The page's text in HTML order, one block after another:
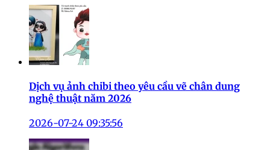
Dịch vụ ảnh chibi theo yêu cầu vẽ chân dung
nghệ thuật năm 2026
2026-07-24 09:35:56